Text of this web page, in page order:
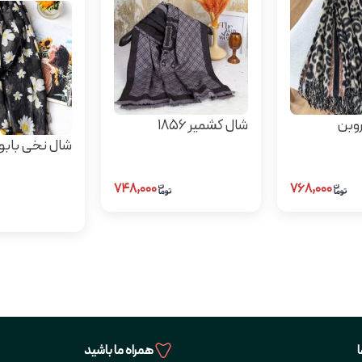
۷۶۸,۰۰۰
شال کشمیر ۱۸۵۶
۷۴۸,۰۰۰
شال نخی
همراه ما باشید